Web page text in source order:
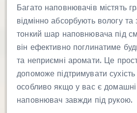
Багато наповнювачів містять
відмінно абсорбують вологу
тонкий шар наповнювача під
він ефективно поглинатиме
та неприємні аромати. Це
допоможе підтримувати сухість
особливо якщо у вас є домашні
наповнювач завжди під рукою.